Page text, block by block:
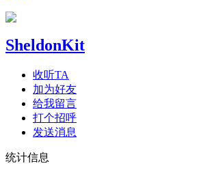
SheldonKit
收听TA
加为好友
给我留言
打个招呼
发送消息
统计信息